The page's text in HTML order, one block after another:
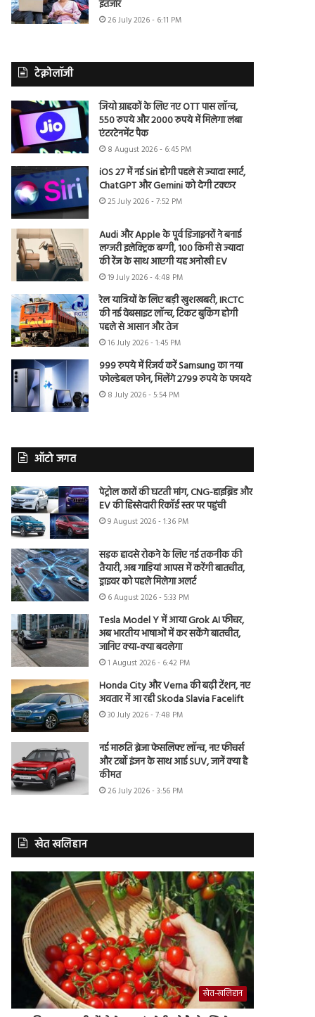
इंतजार
26 July 2026 - 6:11 PM
टेक्नोलॉजी
जियो ग्राहकों के लिए नए OTT पास लॉन्च,
550 रुपये और 2000 रुपये में मिलेगा लंबा
एंटरटेनमेंट पैक
8 August 2026 - 6:45 PM
iOS 27 में नई Siri होगी पहले से ज्यादा स्मार्ट,
ChatGPT और Gemini को देगी टक्कर
25 July 2026 - 7:52 PM
Audi और Apple के पूर्व डिजाइनरों ने बनाई
लग्जरी इलेक्ट्रिक बग्गी, 100 किमी से ज्यादा
की रेंज के साथ आएगी यह अनोखी EV
19 July 2026 - 4:48 PM
रेल यात्रियों के लिए बड़ी खुशखबरी, IRCTC
की नई वेबसाइट लॉन्च, टिकट बुकिंग होगी
पहले से आसान और तेज
16 July 2026 - 1:45 PM
999 रुपये में रिजर्व करें Samsung का नया
फोल्डेबल फोन, मिलेंगे 2799 रुपये के फायदे
8 July 2026 - 5:54 PM
ऑटो जगत
पेट्रोल कारों की घटती मांग, CNG-हाइब्रिड और
EV की हिस्सेदारी रिकॉर्ड स्तर पर पहुंची
9 August 2026 - 1:36 PM
सड़क हादसे रोकने के लिए नई तकनीक की
तैयारी, अब गाड़ियां आपस में करेंगी बातचीत,
ड्राइवर को पहले मिलेगा अलर्ट
6 August 2026 - 5:33 PM
Tesla Model Y में आया Grok AI फीचर,
अब भारतीय भाषाओं में कर सकेंगे बातचीत,
जानिए क्या-क्या बदलेगा
1 August 2026 - 6:42 PM
Honda City और Verna की बढ़ी टेंशन, नए
अवतार में आ रही Skoda Slavia Facelift
30 July 2026 - 7:48 PM
नई मारुति ब्रेजा फेसलिफ्ट लॉन्च, नए फीचर्स
और टर्बो इंजन के साथ आई SUV, जानें क्या है
कीमत
26 July 2026 - 3:56 PM
खेत खलिहान
खेत-खलिहान